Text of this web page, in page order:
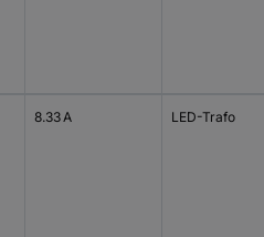
8.33 A LED-Trafo